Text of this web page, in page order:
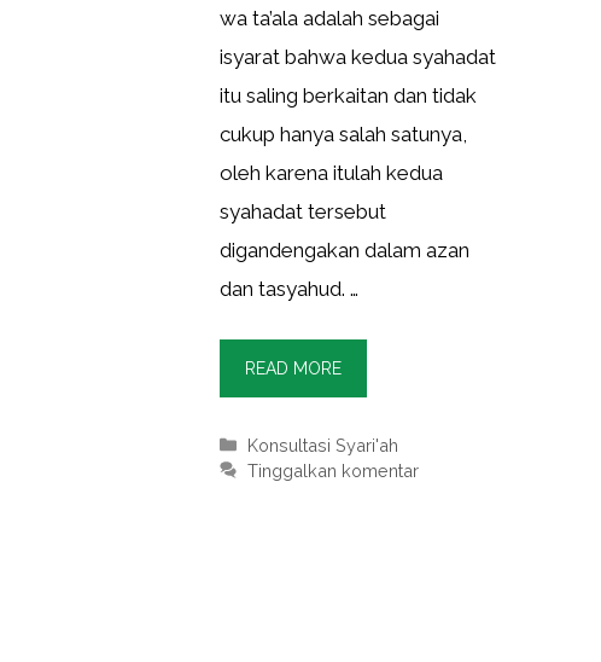
wa ta’ala adalah sebagai
isyarat bahwa kedua syahadat
itu saling berkaitan dan tidak
cukup hanya salah satunya,
oleh karena itulah kedua
syahadat tersebut
digandengakan dalam azan
dan tasyahud. …
READ MORE
Kategori
Konsultasi Syari'ah
Tinggalkan komentar